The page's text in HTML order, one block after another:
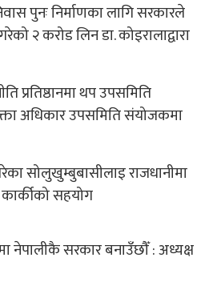
पुनः निर्माणका लागि सरकारले
२ करोड लिन डा. कोइरालाद्वारा
प्रतिष्ठानमा थप उपसमिति
अधिकार उपसमिति संयोजकमा
सोलुखुम्बुबासीलाइ राजधानीमा
सहयोग
नेपालीकै सरकार बनाउँछौँ : अध्यक्ष